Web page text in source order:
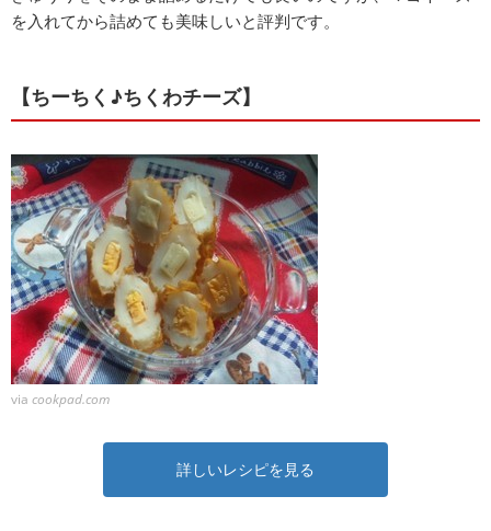
を入れてから詰めても美味しいと評判です。
【ちーちく♪ちくわチーズ】
via cookpad.com
詳しいレシピを見る